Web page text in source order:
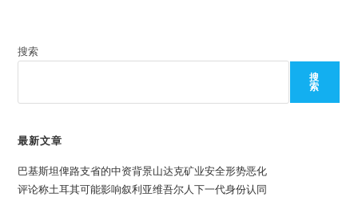
搜索
搜
索
最新文章
巴基斯坦俾路支省的中资背景山达克矿业安全形势恶化
评论称土耳其可能影响叙利亚维吾尔人下一代身份认同